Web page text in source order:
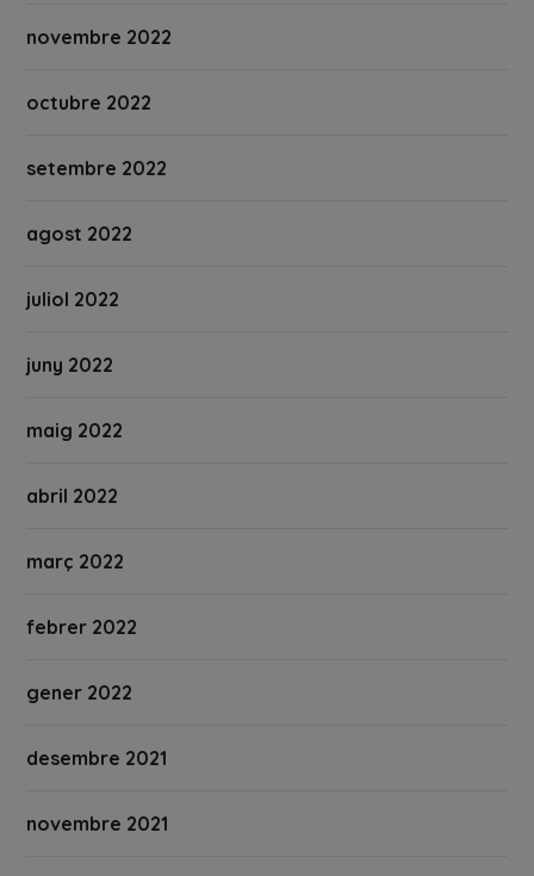
novembre 2022
octubre 2022
setembre 2022
agost 2022
juliol 2022
juny 2022
maig 2022
abril 2022
març 2022
febrer 2022
gener 2022
desembre 2021
novembre 2021